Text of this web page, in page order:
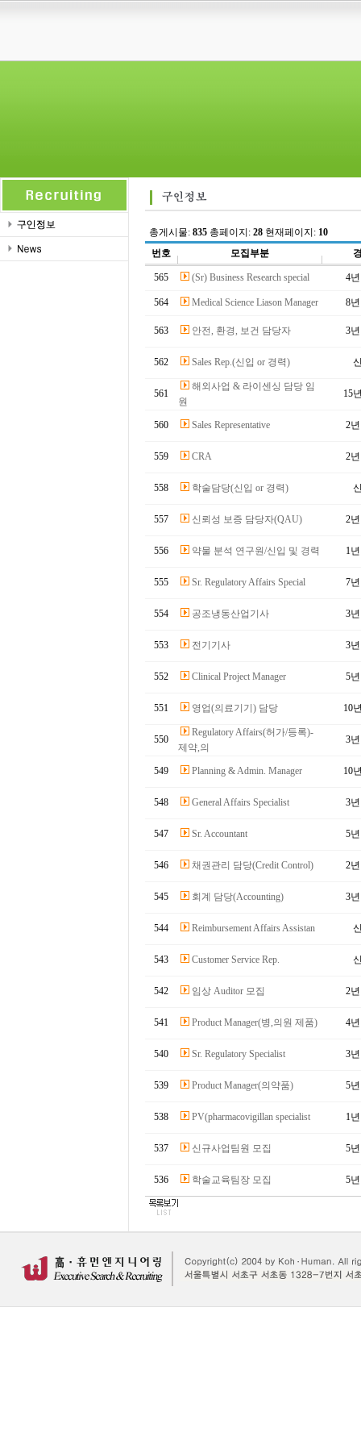
총게시물: 835 총페이지: 28 현재페이지: 10
번호
모집부분
565 (Sr) Business Research special 4
564 Medical Science Liason Manager 8
563 안전, 환경, 보건 담당자 3
562 Sales Rep.(신입 or 경력)
561
해외사업 & 라이센싱 담당 임
원
15
560 Sales Representative 2
559 CRA 2
558 학술담당(신입 or 경력)
557 신뢰성 보증 담당자(QAU) 2
556 약물 분석 연구원/신입 및 경력 1
555 Sr. Regulatory Affairs Special 7
554 공조냉동산업기사 3
553 전기기사 3
552 Clinical Project Manager 5
551 영업(의료기기) 담당 10
550
Regulatory Affairs(허가/등록)-
제약,의
3
549 Planning & Admin. Manager 10
548 General Affairs Specialist 3
547 Sr. Accountant 5
546 채권관리 담당(Credit Control) 2
545 회계 담당(Accounting) 3
544 Reimbursement Affairs Assistan
543 Customer Service Rep.
542 임상 Auditor 모집 2
541 Product Manager(병,의원 제품) 4
540 Sr. Regulatory Specialist 3
539 Product Manager(의약품) 5
538 PV(pharmacovigillan specialist 1
537 신규사업팀원 모집 5
536 학술교육팀장 모집 5